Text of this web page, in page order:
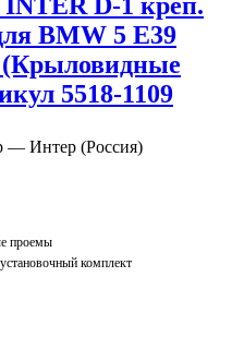
BMW 5 E39
(Крыловидные
5518-1109
— Интер (Россия)
проемы
комплект